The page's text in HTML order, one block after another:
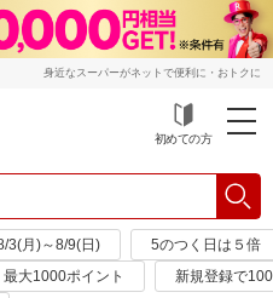
身近なスーパーがネットで便利に・おトクに
初めての方
月)～8/9(日)
5のつく日は５倍
最大1000ポイント
新規登録で